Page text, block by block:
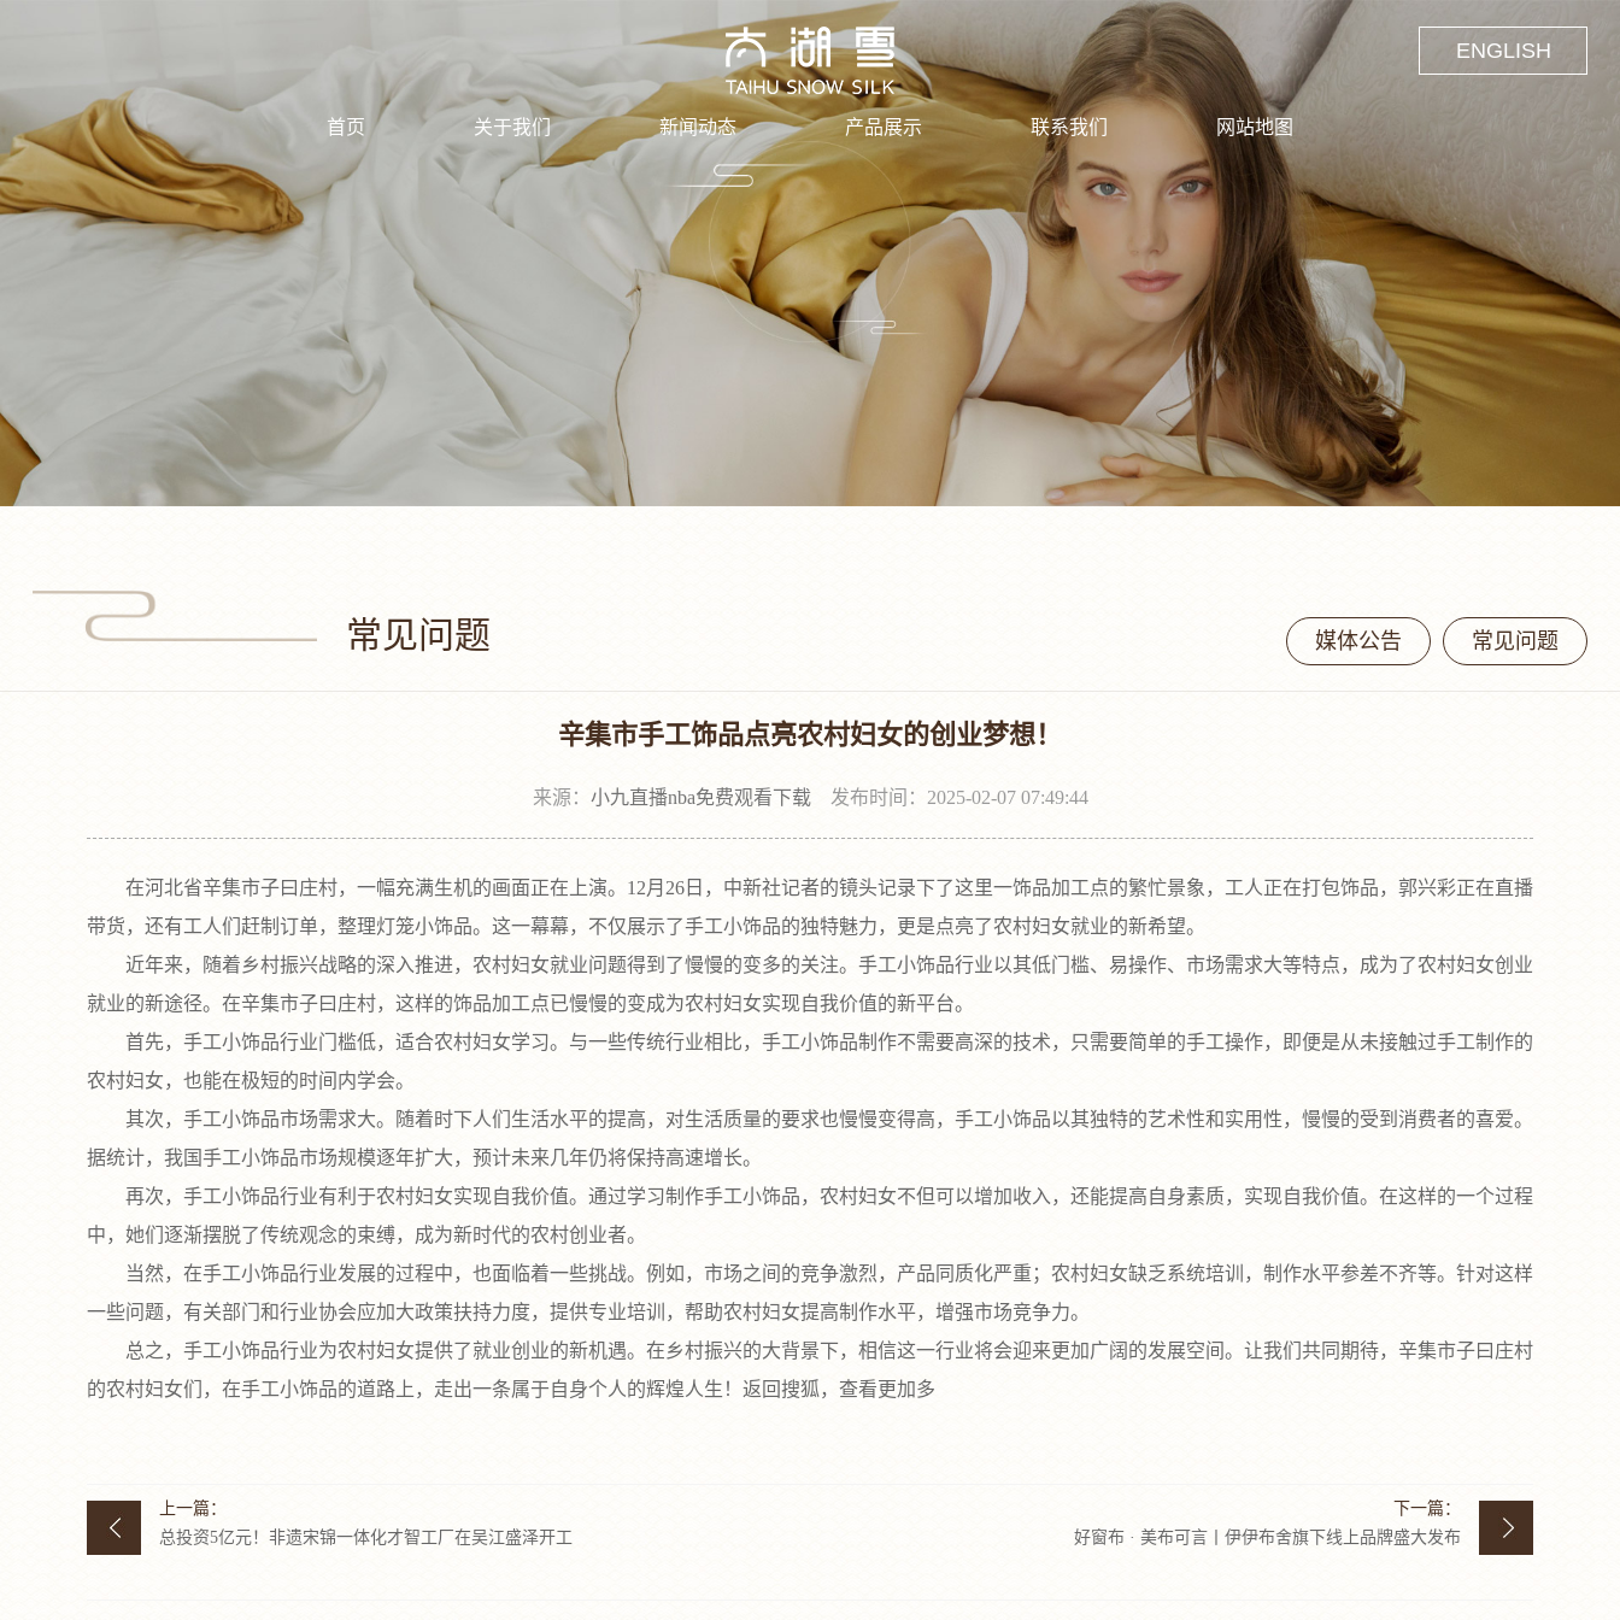
首页 关于我们 新闻动态 产品展示 联系我们 网站地图
ENGLISH
常见问题 媒体公告 常见问题
辛集市手工饰品点亮农村妇女的创业梦想！
来源： 小九直播nba免费观看下载发布时间：2025-02-07 07:49:44
在河北省辛集市子曰庄村，一幅充满生机的画面正在上演。12月26日，中新社记者的镜头记录下了这里一饰品加工点的繁忙景象，工人正在打包饰品，郭兴彩正在直播
带货，还有工人们赶制订单，整理灯笼小饰品。这一幕幕，不仅展示了手工小饰品的独特魅力，更是点亮了农村妇女就业的新希望。
近年来，随着乡村振兴战略的深入推进，农村妇女就业问题得到了慢慢的变多的关注。手工小饰品行业以其低门槛、易操作、市场需求大等特点，成为了农村妇女创业
就业的新途径。在辛集市子曰庄村，这样的饰品加工点已慢慢的变成为农村妇女实现自我价值的新平台。
首先，手工小饰品行业门槛低，适合农村妇女学习。与一些传统行业相比，手工小饰品制作不需要高深的技术，只需要简单的手工操作，即便是从未接触过手工制作的
农村妇女，也能在极短的时间内学会。
其次，手工小饰品市场需求大。随着时下人们生活水平的提高，对生活质量的要求也慢慢变得高，手工小饰品以其独特的艺术性和实用性，慢慢的受到消费者的喜爱。
据统计，我国手工小饰品市场规模逐年扩大，预计未来几年仍将保持高速增长。
再次，手工小饰品行业有利于农村妇女实现自我价值。通过学习制作手工小饰品，农村妇女不但可以增加收入，还能提高自身素质，实现自我价值。在这样的一个过程
中，她们逐渐摆脱了传统观念的束缚，成为新时代的农村创业者。
当然，在手工小饰品行业发展的过程中，也面临着一些挑战。例如，市场之间的竞争激烈，产品同质化严重；农村妇女缺乏系统培训，制作水平参差不齐等。针对这样
一些问题，有关部门和行业协会应加大政策扶持力度，提供专业培训，帮助农村妇女提高制作水平，增强市场竞争力。
总之，手工小饰品行业为农村妇女提供了就业创业的新机遇。在乡村振兴的大背景下，相信这一行业将会迎来更加广阔的发展空间。让我们共同期待，辛集市子曰庄村
的农村妇女们，在手工小饰品的道路上，走出一条属于自身个人的辉煌人生！返回搜狐，查看更加多
上一篇：
总投资5亿元！非遗宋锦一体化才智工厂在吴江盛泽开工
下一篇：
好窗布 · 美布可言丨伊伊布舍旗下线上品牌盛大发布